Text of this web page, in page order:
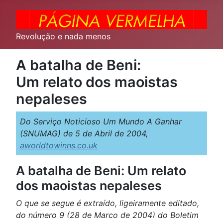
Revolução e nada menos
A batalha de Beni:
Um relato dos maoistas
nepaleses
Do Serviço Noticioso Um Mundo A Ganhar
(SNUMAG) de 5 de Abril de 2004,
aworldtowinns.co.uk
A batalha de Beni: Um relato
dos maoistas nepaleses
O que se segue é extraído, ligeiramente editado,
do número 9 (28 de Março de 2004) do Boletim